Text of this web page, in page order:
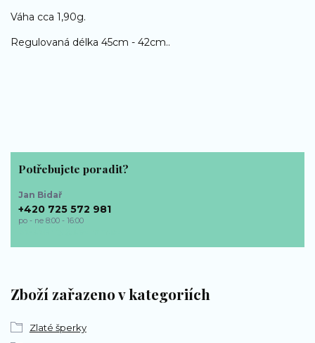
Váha cca 1,90g.
Regulovaná délka 45cm - 42cm..
Zboží zařazeno v kategoriích
Zlaté šperky
Potřebujete poradit?
Jan Bidař
+420 725 572 981
po - ne 8:00 - 16:00